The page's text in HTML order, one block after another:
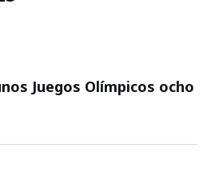
Juegos Olímpicos ocho